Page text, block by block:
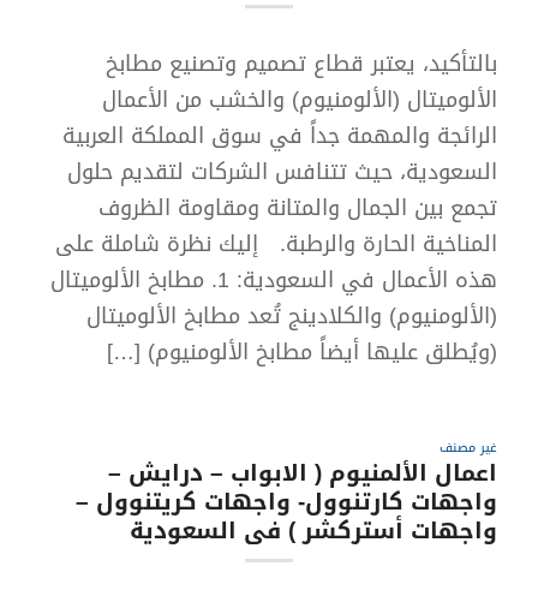
بالتأكيد، يعتبر قطاع تصميم وتصنيع مطابخ
الألوميتال (الألومنيوم) والخشب من الأعمال
الرائجة والمهمة جداً في سوق المملكة العربية
السعودية، حيث تتنافس الشركات لتقديم حلول
تجمع بين الجمال والمتانة ومقاومة الظروف
المناخية الحارة والرطبة. إليك نظرة شاملة على
هذه الأعمال في السعودية: 1. مطابخ الألوميتال
(الألومنيوم) والكلادينج تُعد مطابخ الألوميتال
(ويُطلق عليها أيضاً مطابخ الألومنيوم) […]
غير مصنف
⁠اعمال الألمنيوم ( الابواب – درايش –
واجهات كارتنوول- واجهات كريتنوول –
واجهات أستركشر ) فى السعودية